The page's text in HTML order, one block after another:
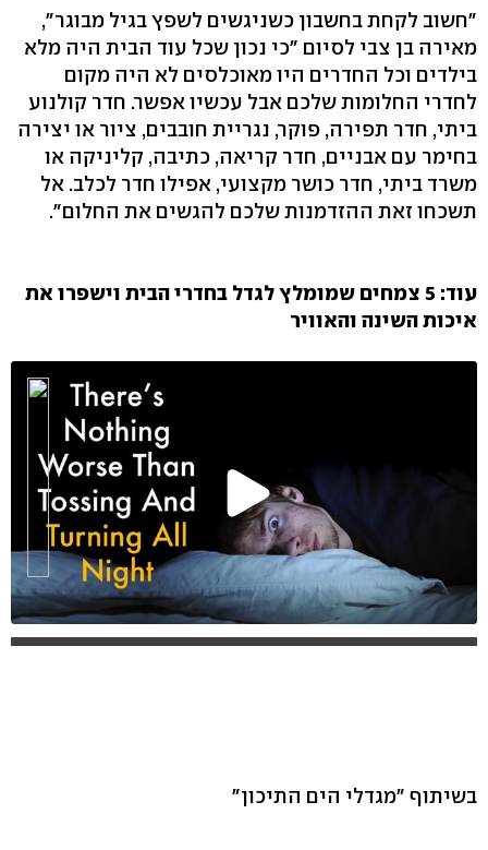
"חשוב לקחת בחשבון כשניגשים לשפץ בגיל מבוגר",
מאירה בן צבי לסיום "כי נכון שכל עוד הבית היה מלא
בילדים וכל החדרים היו מאוכלסים לא היה מקום
לחדרי החלומות שלכם אבל עכשיו אפשר. חדר קולנוע
ביתי, חדר תפירה, פוקר, נגריית חובבים, ציור או יצירה
בחימר עם אבניים, חדר קריאה, כתיבה, קליניקה או
משרד ביתי, חדר כושר מקצועי, אפילו חדר לכלב. אל
תשכחו זאת ההזדמנות שלכם להגשים את החלום".
עוד: 5 צמחים שמומלץ לגדל בחדרי הבית וישפרו את
איכות השינה והאוויר
בשיתוף "מגדלי הים התיכון"